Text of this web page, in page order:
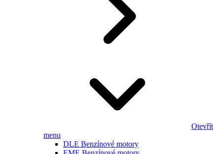
Otevřít
menu
DLE Benzínové motory